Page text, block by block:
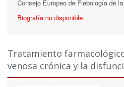
Consejo Europeo de Flebología de
Biografía no disponible
Tratamiento
venosa crónica y la